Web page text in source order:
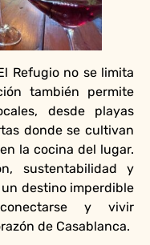
Refugio no se limita
también permite
desde playas
donde se cultivan
la cocina del lugar.
sustentabilidad y
destino imperdible
y vivir
de Casablanca.